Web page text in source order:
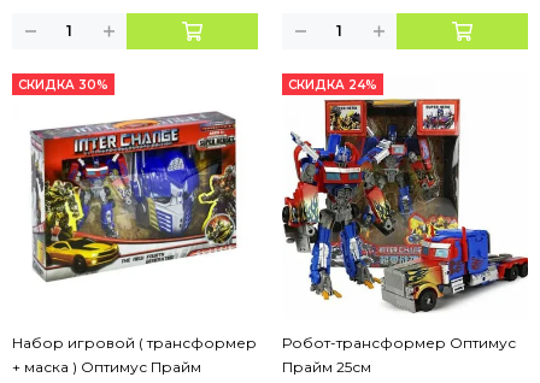
СКИДКА 30%
Набор игровой ( трансформер
+ маска ) Оптимус Прайм
СКИДКА 24%
Робот-трансформер Оптимус
Прайм 25см